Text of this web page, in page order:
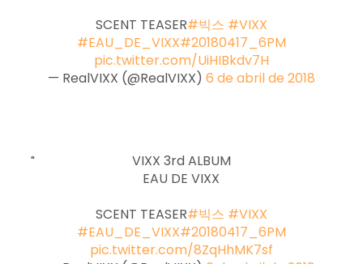
SCENT TEASER#빅스 #VIXX
#EAU_DE_VIXX#20180417_6PM
pic.twitter.com/UiHIBkdv7H
— RealVIXX (@RealVIXX) 6 de abril de 2018
VIXX 3rd ALBUM
EAU DE VIXX
SCENT TEASER#빅스 #VIXX
#EAU_DE_VIXX#20180417_6PM
pic.twitter.com/8ZqHhMK7sf